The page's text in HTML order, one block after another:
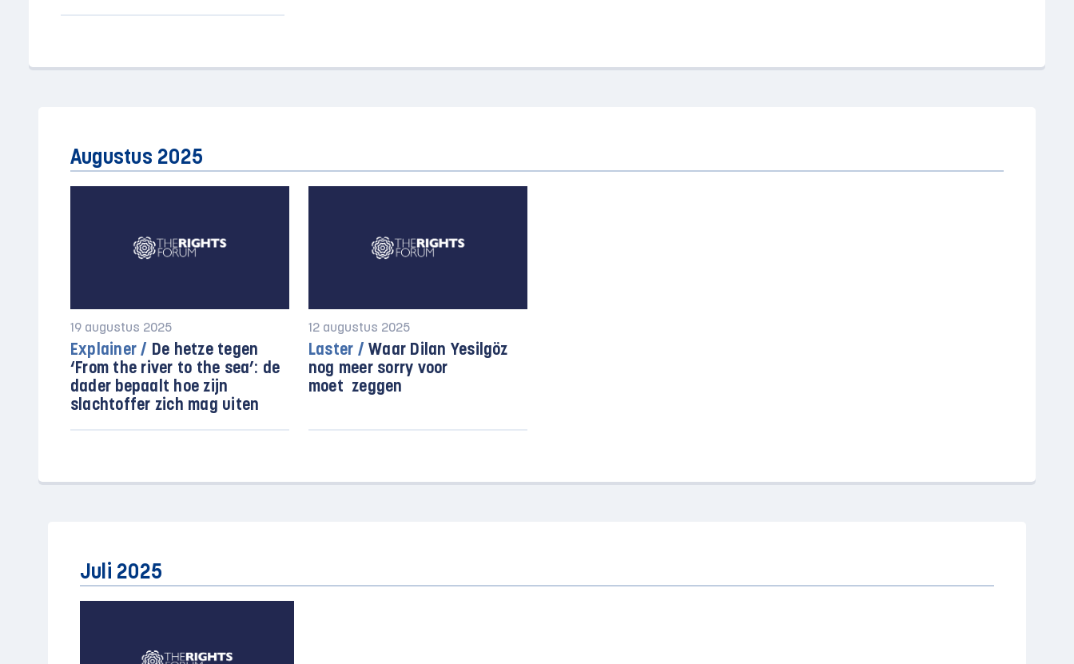
Augustus 2025
19 augustus 2025
Explainer / De hetze tegen
‘From the river to the sea’: de
dader bepaalt hoe zijn
slachtoffer zich mag uiten
12 augustus 2025
Laster / Waar Dilan Yesilgöz
nog meer sorry voor
moet zeggen
Juli 2025